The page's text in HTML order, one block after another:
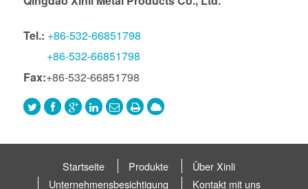
Tel.: +86-532-66851798
+86-532-66851798
Fax:+86-532-66851798
Startseite Produkte
Über Xinli
Unternehmensbesichtigung
Kontakt mit uns